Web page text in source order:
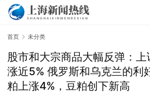
首页 未分类
股市和大宗商品大幅反弹：
涨近5% 俄罗斯和乌克兰的利
粕上涨4%，豆粕创下新高